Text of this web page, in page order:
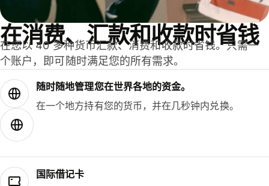
在消费、汇款和收款时省钱
在您以 40 多种货币汇款、消费和收款时省钱。只需一
个账户，即可随时满足您的所有需求。
随时随地管理您在世界各地的资金。
在一个地方持有您的货币，并在几秒钟内兑换。
国际借记卡